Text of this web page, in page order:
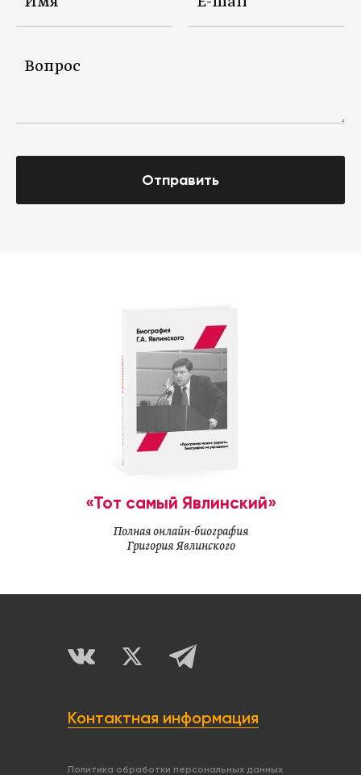
Отправить
«Тот самый Явлинский»
Полная онлайн-биография
Григория Явлинского
Контактная информация
Политика обработки персональных данных